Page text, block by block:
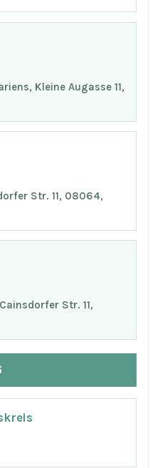
Kleine Augasse 11,
Str. 11, 08064,
Str. 11,